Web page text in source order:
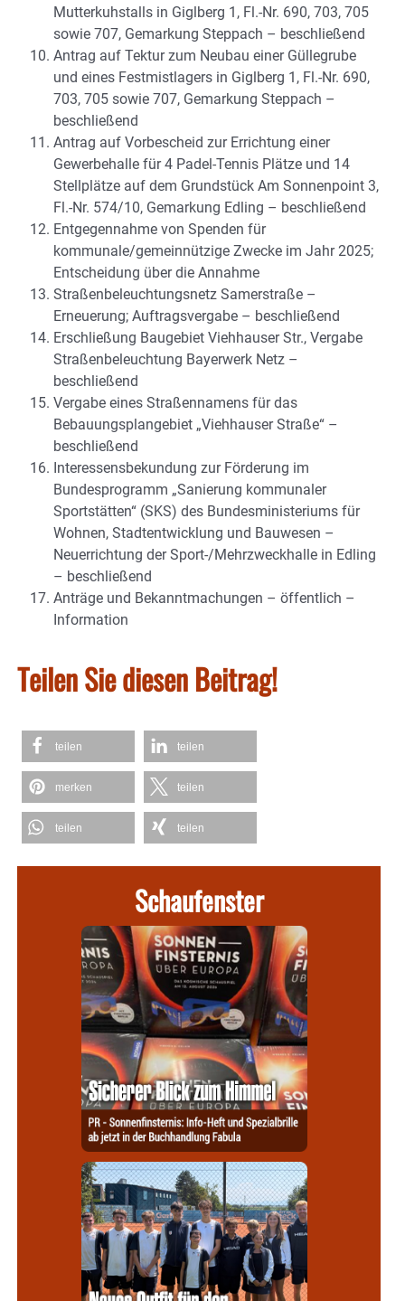
Mutterkuhstalls in Giglberg 1, Fl.-Nr. 690, 703, 705
sowie 707, Gemarkung Steppach – beschließend
Antrag auf Tektur zum Neubau einer Güllegrube
und eines Festmistlagers in Giglberg 1, Fl.-Nr. 690,
703, 705 sowie 707, Gemarkung Steppach –
beschließend
Antrag auf Vorbescheid zur Errichtung einer
Gewerbehalle für 4 Padel-Tennis Plätze und 14
Stellplätze auf dem Grundstück Am Sonnenpoint 3,
Fl.-Nr. 574/10, Gemarkung Edling – beschließend
Entgegennahme von Spenden für
kommunale/gemeinnützige Zwecke im Jahr 2025;
Entscheidung über die Annahme
Straßenbeleuchtungsnetz Samerstraße –
Erneuerung; Auftragsvergabe – beschließend
Erschließung Baugebiet Viehhauser Str., Vergabe
Straßenbeleuchtung Bayerwerk Netz –
beschließend
Vergabe eines Straßennamens für das
Bebauungsplangebiet „Viehhauser Straße“ –
beschließend
Interessensbekundung zur Förderung im
Bundesprogramm „Sanierung kommunaler
Sportstätten“ (SKS) des Bundesministeriums für
Wohnen, Stadtentwicklung und Bauwesen –
Neuerrichtung der Sport-/Mehrzweckhalle in Edling
– beschließend
Anträge und Bekanntmachungen – öffentlich –
Information
Teilen Sie diesen Beitrag!
teilen teilen
merken teilen
teilen teilen
Schaufenster